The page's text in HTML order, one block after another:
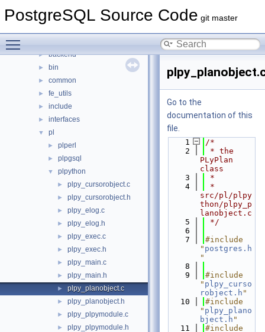
PostgreSQL Source Code git master
▼ File List
► backend
► bin
► common
► fe_utils
► include
► interfaces
▼ pl
► plperl
► plpgsql
▼ plpython
► plpy_cursorobject.c
► plpy_cursorobject.h
► plpy_elog.c
► plpy_elog.h
► plpy_exec.c
► plpy_exec.h
► plpy_main.c
► plpy_main.h
► plpy_planobject.c
► plpy_planobject.h
► plpy_plpymodule.c
► plpy_plpymodule.h
Go to the
documentation of this
file.
    1
/*
    2
* the
PLyPlan
class
    3
*
    4
*
src/pl/plpy
thon/plpy_p
lanobject.c
    5
*/
    6
    7
#include
" postgres.h
"
    8
    9
#include
" plpy_curso
robject.h "
   10
#include
" plpy_plano
bject.h "
   11
#include